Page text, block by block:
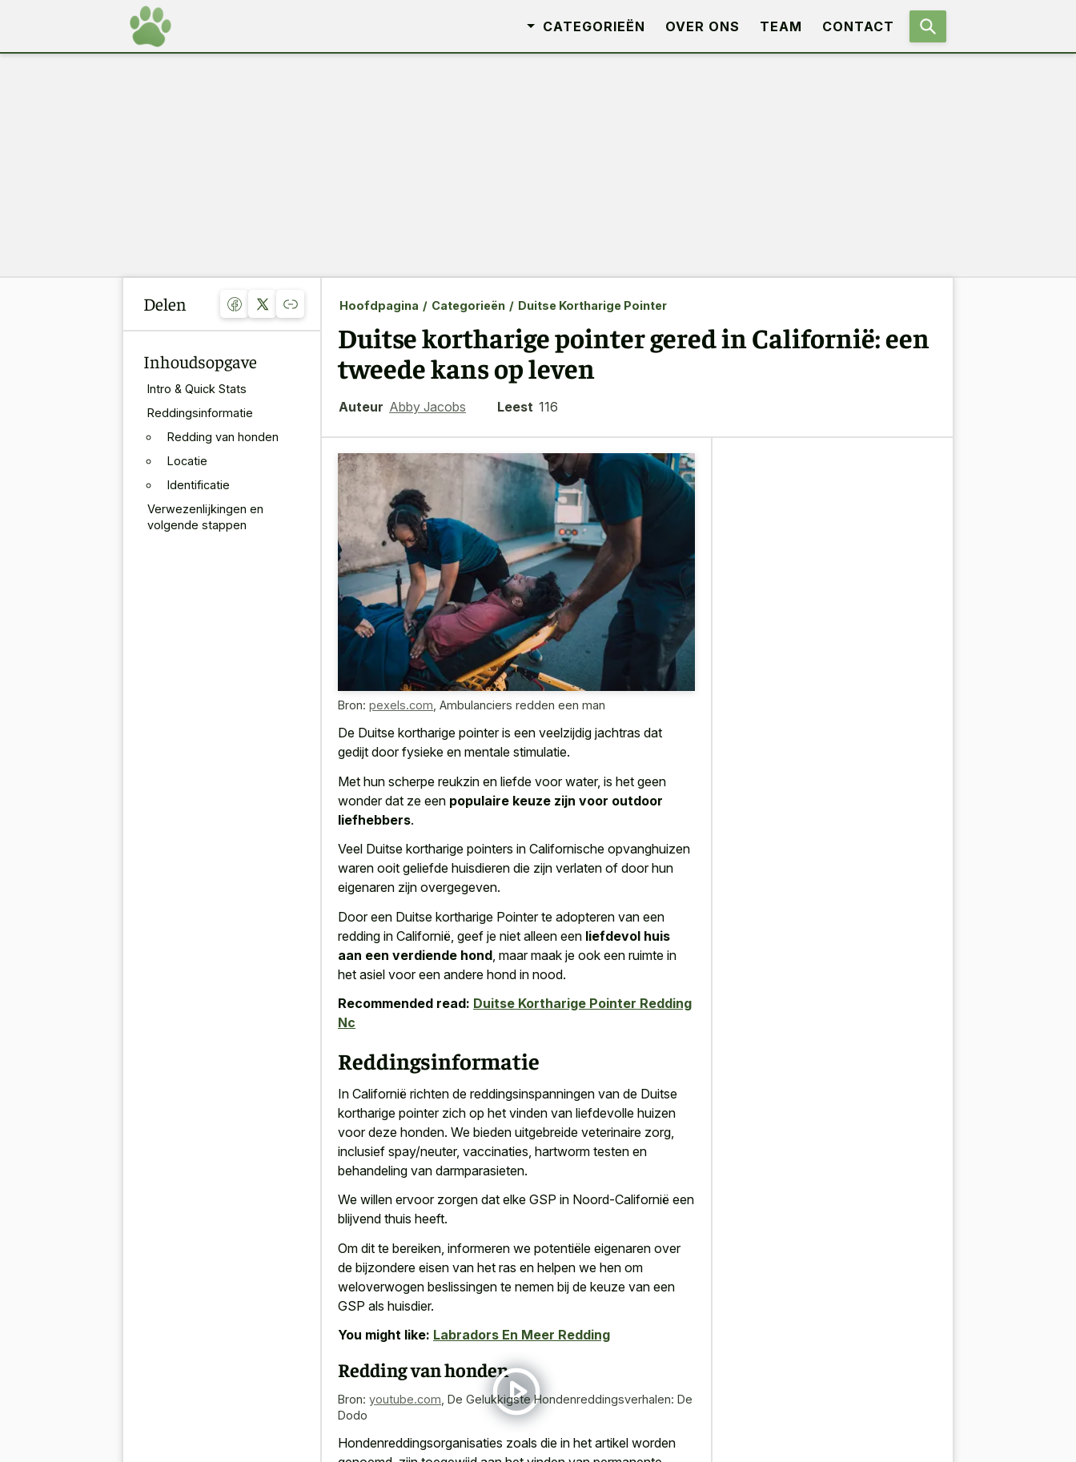
CATEGORIEËN OVER ONS TEAM CONTACT
Delen
Inhoudsopgave
Intro & Quick Stats
Reddingsinformatie
Redding van honden
Locatie
Identificatie
Verwezenlijkingen en
volgende stappen
Hoofdpagina / Categorieën / Duitse Kortharige Pointer
Duitse kortharige pointer gered in Californië: een
tweede kans op leven
Auteur Abby Jacobs Leest 116
Bron: pexels.com Ambulanciers redden een man
De Duitse kortharige pointer is een veelzijdig jachtras dat
gedijt door fysieke en mentale stimulatie.
Met hun scherpe reukzin en liefde voor water, is het geen
wonder dat ze een populaire keuze zijn voor outdoor
liefhebbers.
Veel Duitse kortharige pointers in Californische opvanghuizen
waren ooit geliefde huisdieren die zijn verlaten of door hun
eigenaren zijn overgegeven.
Door een Duitse kortharige Pointer te adopteren van een
redding in Californië, geef je niet alleen een liefdevol huis
aan een verdiende hond , maar maak je ook een ruimte in
het asiel voor een andere hond in nood.
Recommended read: Duitse Kortharige Pointer Redding
Nc
Reddingsinformatie
In Californië richten de reddingsinspanningen van de Duitse
kortharige pointer zich op het vinden van liefdevolle huizen
voor deze honden. We bieden uitgebreide veterinaire zorg,
inclusief spay/neuter, vaccinaties, hartworm testen en
behandeling van darmparasieten.
We willen ervoor zorgen dat elke GSP in Noord-Californië een
blijvend thuis heeft.
Om dit te bereiken, informeren we potentiële eigenaren over
de bijzondere eisen van het ras en helpen we hen om
weloverwogen beslissingen te nemen bij de keuze van een
GSP als huisdier.
You might like: Labradors En Meer Redding
Redding van honden
Bron: youtube.com De Gelukkigste Hondenreddingsverhalen: De
Dodo
Hondenreddingsorganisaties zoals die in het artikel worden